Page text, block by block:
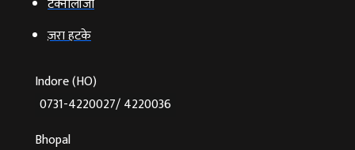
ज़रा हटके
Indore (HO)
0731-4220027/ 4220036
Bhopal